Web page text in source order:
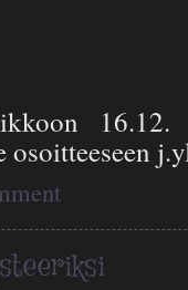
osoitteeseen